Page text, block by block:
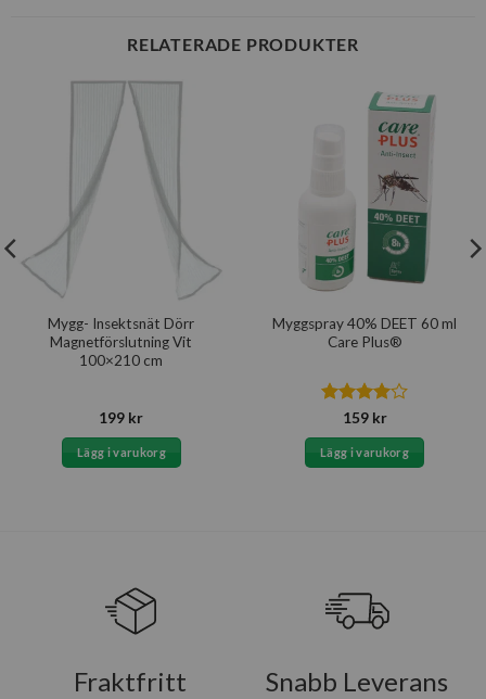
RELATERADE PRODUKTER
Mygg- Insektsnät Dörr
Magnetförslutning Vit
100×210 cm
199 kr
Lägg i varukorg
Myggspray 40% DEET 60 ml
Care Plus®
Betygsatt
4av 5
159 kr
Lägg i varukorg
Fraktfritt Snabb Leverans